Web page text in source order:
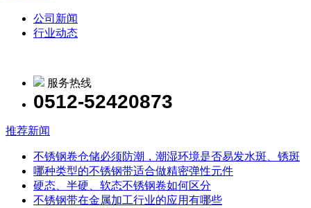
公司新闻
行业动态
服务热线
0512-52420873
推荐新闻
不锈钢卷仓储必须防潮，潮湿环境是否易发水斑、锈斑
哪种类型的不锈钢带适合做精密弹性元件
硬态、半硬、软态不锈钢卷如何区分
不锈钢带在金属加工行业的应用有哪些